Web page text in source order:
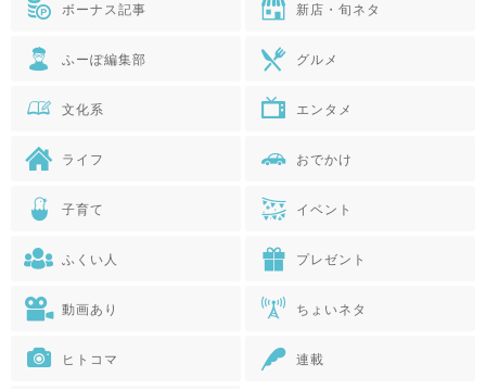
ボーナス記事 新店・旬ネタ
ふーぽ編集部 グルメ
文化系 エンタメ
ライフ おでかけ
子育て イベント
ふくい人 プレゼント
動画あり ちょいネタ
ヒトコマ 連載